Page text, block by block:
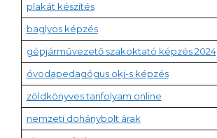
plakát készítés
baglyos képzés
gépjárművezető szakoktató képzés 2024
óvodapedagógus okj-s képzés
zöldkönyves tanfolyam online
nemzeti dohánybolt árak